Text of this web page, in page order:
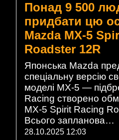
Понад 9 500
придбати цю
Mazda MX-5
Roadster 12R
Японська Mazda
спеціальну версію
моделі MX-5 —
Racing створено
MX-5 Spirit Racing
Всього запланова…
28.10.2025 12:03